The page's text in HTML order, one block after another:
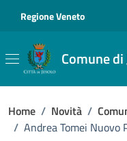
Regione Veneto
Comune di
Home / Novità /
/ Andrea Tomei Nuovo